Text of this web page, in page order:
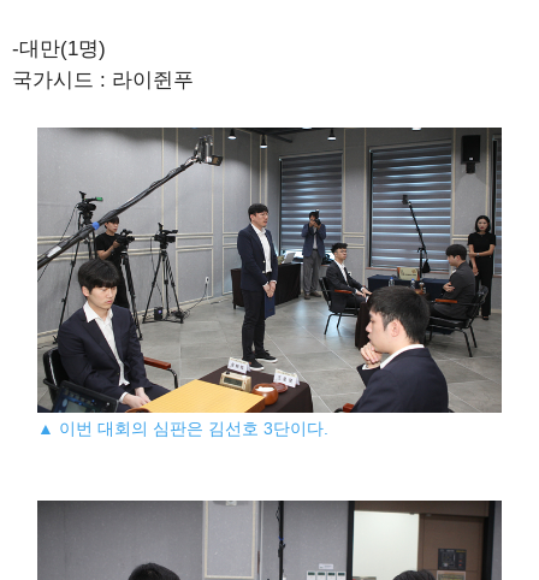
-대만(1명)
국가시드 : 라이쥔푸
▲ 이번 대회의 심판은 김선호 3단이다.